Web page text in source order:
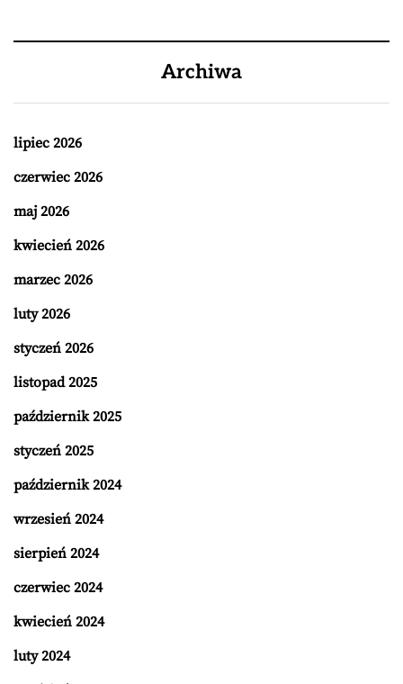
Archiwa
lipiec 2026
czerwiec 2026
maj 2026
kwiecień 2026
marzec 2026
luty 2026
styczeń 2026
listopad 2025
październik 2025
styczeń 2025
październik 2024
wrzesień 2024
sierpień 2024
czerwiec 2024
kwiecień 2024
luty 2024